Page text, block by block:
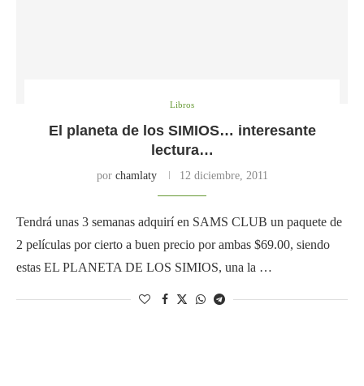
Libros
El planeta de los SIMIOS… interesante
lectura…
por chamlaty 12 diciembre, 2011
Tendrá unas 3 semanas adquirí en SAMS CLUB un paquete de
2 películas por cierto a buen precio por ambas $69.00, siendo
estas EL PLANETA DE LOS SIMIOS, una la …